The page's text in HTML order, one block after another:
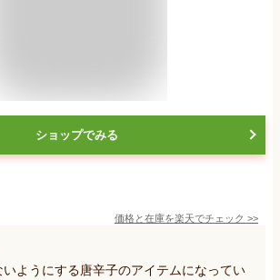
ショップでみる
価格と在庫を楽天でチェック >>
ようにする唐辛子のアイテムになってい